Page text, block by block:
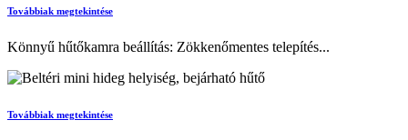
Továbbiak megtekintése
Könnyű hűtőkamra beállítás: Zökkenőmentes telepítés...
Továbbiak megtekintése